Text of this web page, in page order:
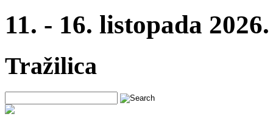
11. - 16. listopada 2026.
Tražilica